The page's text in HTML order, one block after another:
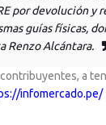
por devolución
guías físicas,
Renzo Alcántara.
a
infomercado.pe/